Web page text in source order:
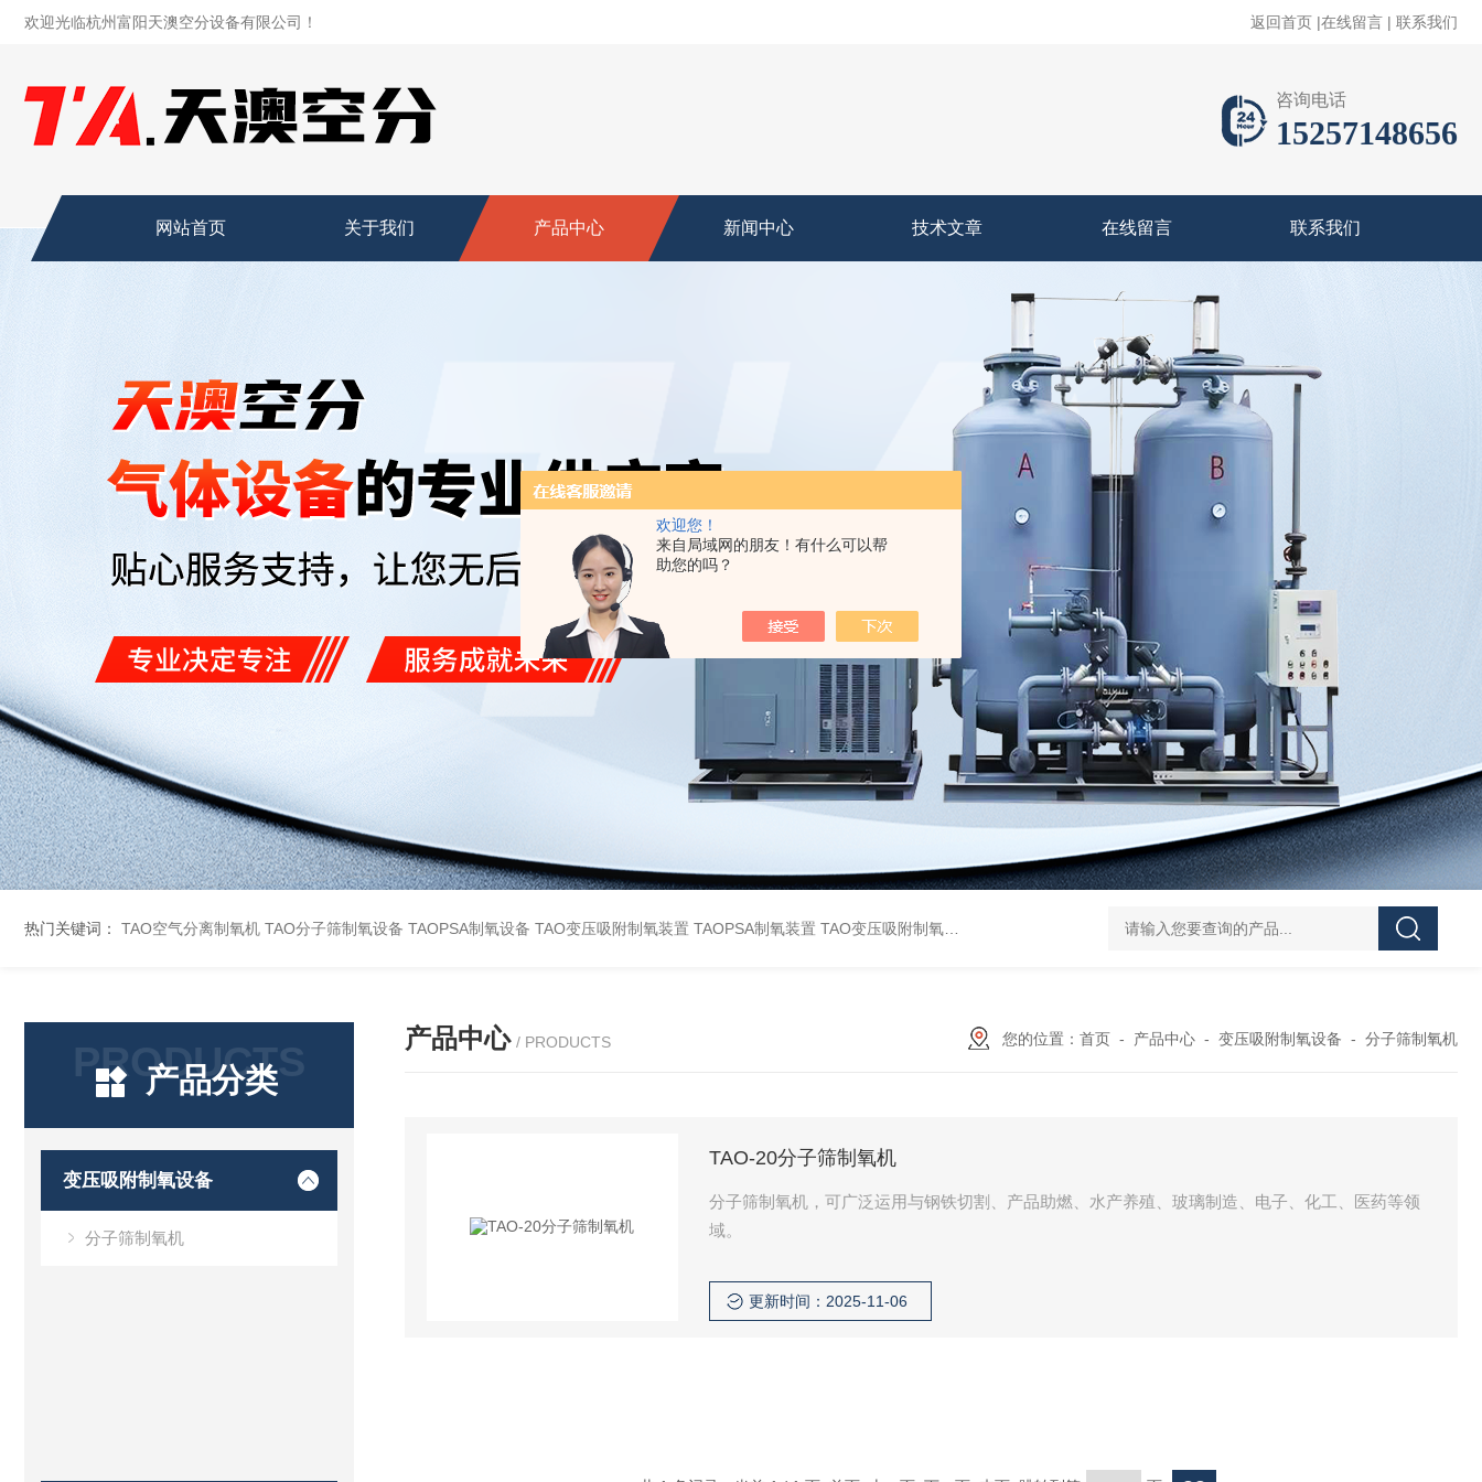
欢迎您！
来自局域网的朋友！有什么可以帮
助您的吗？
欢迎光临杭州富阳天澳空分设备有限公司！ 返回首页 |在线留言 | 联系我们
咨询电话
15257148656
网站首页 关于我们 产品中心 新闻中心 技术文章 在线留言 联系我们
热门关键词： TAO空气分离制氧机 TAO分子筛制氧设备 TAOPSA制氧设备 TAO变压吸附制氧装置 TAOPSA制氧装置 TAO变压吸附制氧设备 TAO小型移动式制氧机 TAO工业制氧系统 VWVW氮气增压机 TAO小型工
PRODUCTS
产品分类
变压吸附制氧设备
分子筛制氧机
产品中心 / PRODUCTS 您的位置： 首页 - 产品中心 - 变压吸附制氧设备 - 分子筛制氧机
TAO-20分子筛制氧机
分子筛制氧机，可广泛运用与钢铁切割、产品助燃、水产养殖、玻璃制造、电子、化工、医药等领
域。
更新时间：2025-11-06